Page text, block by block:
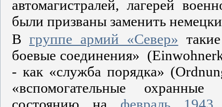
автомагистралей, лагерей
были призваны заменить
В группе армий «Север»
боевые соединения»
- как «служба порядка»
«вспомогательные